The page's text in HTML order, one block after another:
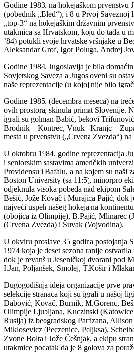
Godine 1983. na hokejaškom prvenstvu
(pobednik „Bled“), i 8 u Prvoj Saveznoj
„top-3“ na hokejaškim državnim
utakmica sa Hrvatskom, koju do tada u
’84) potukli svoje hrvatske vršnjake u
Aleksandar Grof, Igor Poluga, Andrej
Godine 1984. Jugoslavija je bila
Sovjetskog Saveza a Jugosloveni su
naše reprezentacije (u kojoj nije bilo
Godine 1985. (decembra meseca) na
ovih prostora, skinula primat Slovenije.
igrali su golman Babić, bekovi
Brodnik – Kontrec, Vnuk –Kranjc –
mesta u prvenstvu („Crvena Zvezda“)
U oktobru 1984. godine reprezentacija
i seniorskim sastavima američkih
Providensu i Bafalu, a na kojem su naši
Boston University (sa 11:5), minorpro
odjeknula visoka pobeda nad ekipom
Bešić, Jože Kovač i Murajica Pajić, dok
najveći uspeh našeg hokeja na
(obojica iz Olimpije), B.Pajić, Mlinarec
(Crvena Zvezda) i Šuvak (Vojvodina).
U okviru proslave 35 godina postojanja
1974 koja je deset sezona ranije
dok je revanš u Jeseničkoj dvorani pod
I.Jan, Poljanšek, Smolej, T.Košir i
Dugogodišnja ideja organizacije prve
selekcije stranaca koji su igrali u našoj
Dabović, Kovač, Burnik, M.Gorenc,
Olimpije Ljubljana, Kuczinski
Rusija) iz beogradskog Partizana,
Miklosevicz (Peczenice, Poljksa),
Zvone Bolta i Jože Češnjak, a ekipu
utakmice podatak da je 8 golova za